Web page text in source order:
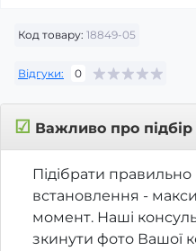
Код товару: 18849-05
Відгуки: 0
☑ Важливо про підбір
Підібрати
встановлення -
момент. Наші
зкинути фото Вашої